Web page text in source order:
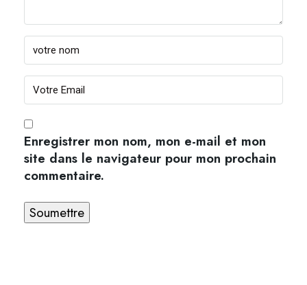
Enregistrer mon nom, mon e-mail et mon
site dans le navigateur pour mon prochain
commentaire.